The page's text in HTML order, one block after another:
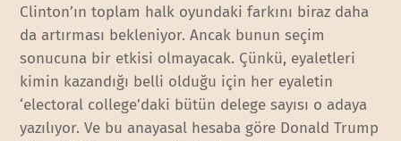
Clinton’ın toplam halk oyundaki farkını biraz daha
da artırması bekleniyor. Ancak bunun seçim
sonucuna bir etkisi olmayacak. Çünkü, eyaletleri
kimin kazandığı belli olduğu için her eyaletin
‘electoral college’daki bütün delege sayısı o adaya
yazılıyor. Ve bu anayasal hesaba göre Donald Trump